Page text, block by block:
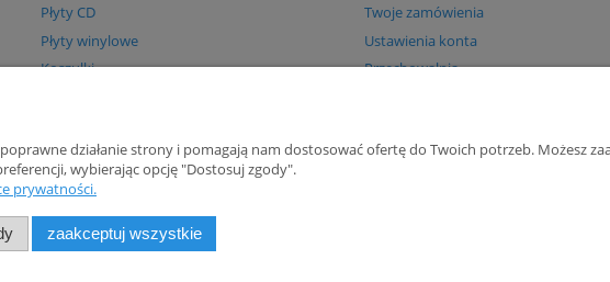
Płyty CD
Płyty winylowe
Koszulki
Twoje zamówienia
Ustawienia konta
Przechowalnia
działanie strony i pomagają nam dostosować ofertę do Twoich potrzeb. Możesz
wybierając opcję "Dostosuj zgody".
prywatności.
zaakceptuj wszystkie